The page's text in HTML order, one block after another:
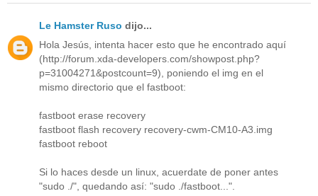
Le Hamster Ruso dijo...
Hola Jesús, intenta hacer esto que he encontrado aquí
(http://forum.xda-developers.com/showpost.php?
p=31004271&postcount=9), poniendo el img en el
mismo directorio que el fastboot:
fastboot erase recovery
fastboot flash recovery recovery-cwm-CM10-A3.img
fastboot reboot
Si lo haces desde un linux, acuerdate de poner antes
"sudo ./", quedando así: "sudo ./fastboot...".